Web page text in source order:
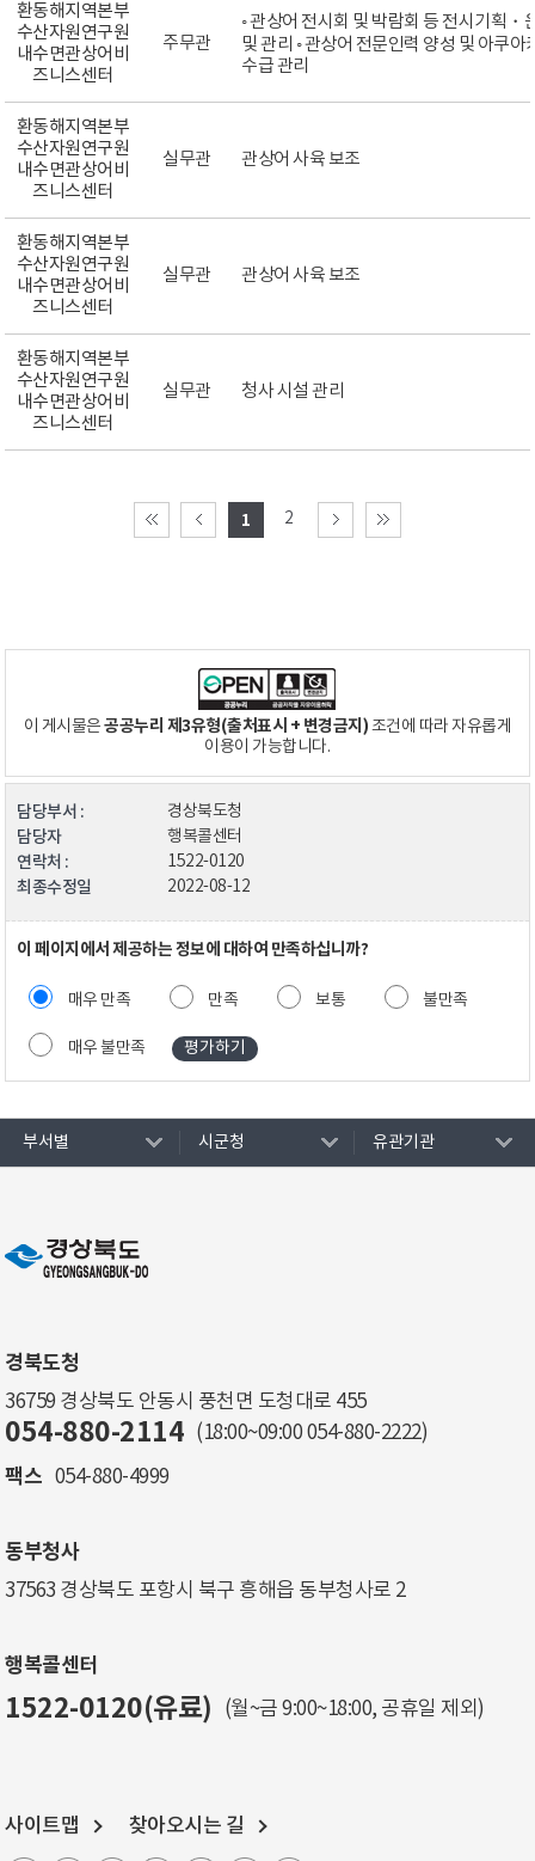
환동해지역본부
수산자원연구원
내수면관상어비
즈니스센터
주무관
◦ 관상어 전시회 및 박람회 등 전시기획・
및 관리 ◦ 관상어 전문인력 양성 및 아쿠아
수급 관리
환동해지역본부
수산자원연구원
내수면관상어비
즈니스센터
실무관 관상어 사육 보조
환동해지역본부
수산자원연구원
내수면관상어비
즈니스센터
실무관 관상어 사육 보조
환동해지역본부
수산자원연구원
내수면관상어비
즈니스센터
실무관 청사 시설 관리
1 2
이 게시물은공공누리 제3유형(출처표시 + 변경금지)조건에 따라 자유롭게
이용이 가능합니다.
담당부서 : 경상북도청
담당자 행복콜센터
연락처 : 1522-0120
최종수정일 2022-08-12
이 페이지에서 제공하는 정보에 대하여 만족하십니까?
매우 만족 만족 보통 불만족
매우 불만족
부서별 시군청 유관기관
경북도청
36759 경상북도 안동시 풍천면 도청대로 455
054-880-2114 (18:00~09:00 054-880-2222)
팩스 054-880-4999
동부청사
37563 경상북도 포항시 북구 흥해읍 동부청사로 2
행복콜센터
1522-0120(유료) (월~금 9:00~18:00, 공휴일 제외)
사이트맵 찾아오시는 길